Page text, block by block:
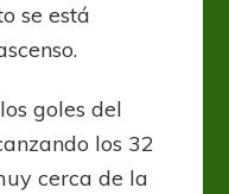
se está
goles del
los 32
cerca de la